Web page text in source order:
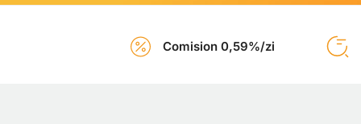
Comision 0,59%/zi